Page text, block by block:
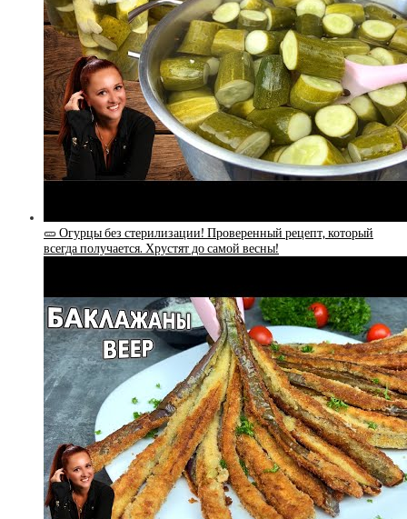
🥒 Огурцы без стерилизации! Проверенный рецепт, который
всегда получается. Хрустят до самой весны!